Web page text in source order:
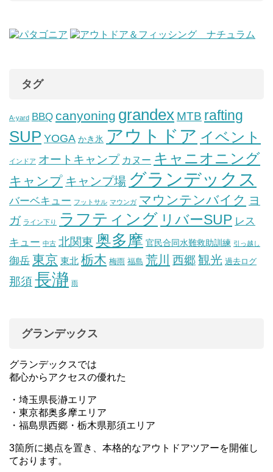
タグ
A-yard BBQ canyoning grandex MTB rafting
SUP YOGA かき氷 アウトドア イベント
インドア オートキャンプ カヌー キャニオニング
キャンプ キャンプ場 グランデックス
バーベキュー フットサル マウンガ マウンテンバイク ヨ
ガ ライン下り ラフティング リバーSUP レス
キュー 中古 北関東 奥多摩 官民合同水難救助訓練 引っ越し
御岳 東京 東北 栃木 梅雨 福島 荒川 西郷観光 過去ログ
那須長瀞 雨
グランデックス
グランデックスでは
都心からアクセスの優れた
・埼玉県長瀞エリア
・東京都奥多摩エリア
・福島県西郷・栃木県那須エリア
3箇所に拠点を置き、本格的なアウトドアツアーを開催し
ております。